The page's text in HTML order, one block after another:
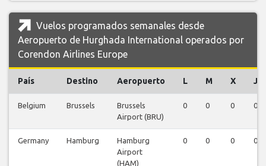
Vuelos programados semanales desde
Aeropuerto de Hurghada International operados por
Corendon Airlines Europe
País Destino Aeropuerto L M X J
Belgium Brussels
Brussels
Airport (BRU)
0 0 0 0
Germany Hamburg
Hamburg
Airport
(HAM)
0 0 0 0